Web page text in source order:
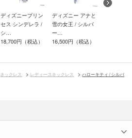
ディズニープリン
セス シンデレラ /
シ…
18,700円（税込）
ディズニー アナと
雪の女王 / シルバ
ー…
16,500円（税込）
ネックレス レディースネックレス
ハローキティ / シルバ